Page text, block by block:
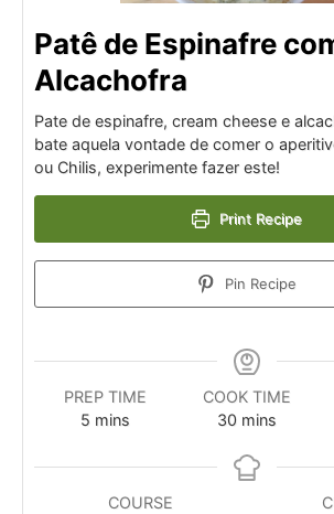
Patê de Espinafre
Alcachofra
Pate de espinafre, cream cheese e
bate aquela vontade de comer o
ou Chilis, experimente fazer este!
Print Recipe
Pin Recipe
PREP TIME
5minutes
mins
COOK TIME
30minutes
mins
COURSE